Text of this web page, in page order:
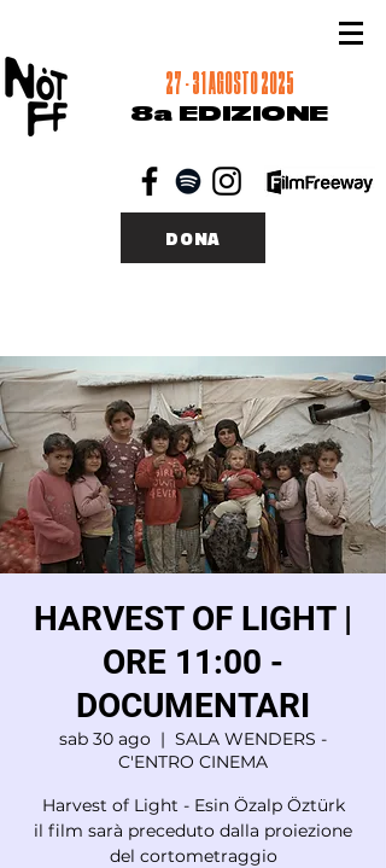
27 - 31 AGOSTO 2025
8a EDIZIONE
DONA
HARVEST OF LIGHT |
ORE 11:00 -
DOCUMENTARI
sab 30 ago
  |
SALA WENDERS -
C'ENTRO CINEMA
Harvest of Light - Esin Özalp Öztürk
il film sarà preceduto dalla proiezione
del cortometraggio